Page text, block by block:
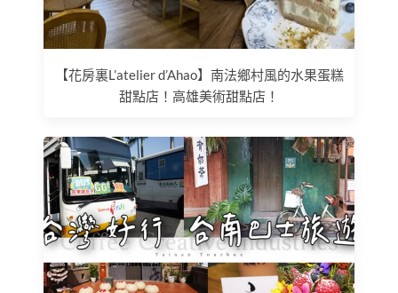
【花房裏L’atelier d’Ahao】南法鄉村風的水果蛋糕
甜點店！高雄美術甜點店！